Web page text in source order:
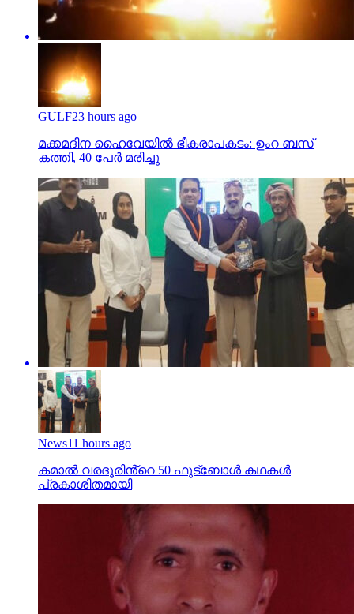
GULF23 hours ago
മക്കമദീന ഹൈവേയില്‍ ഭീകരാപകടം: ഉംറ ബസ്
കത്തി, 40 പേര്‍ മരിച്ചു
News11 hours ago
കമാൽ വരദൂരിൻ്റെ 50 ഫുട്ബോൾ കഥകൾ
പ്രകാശിതമായി